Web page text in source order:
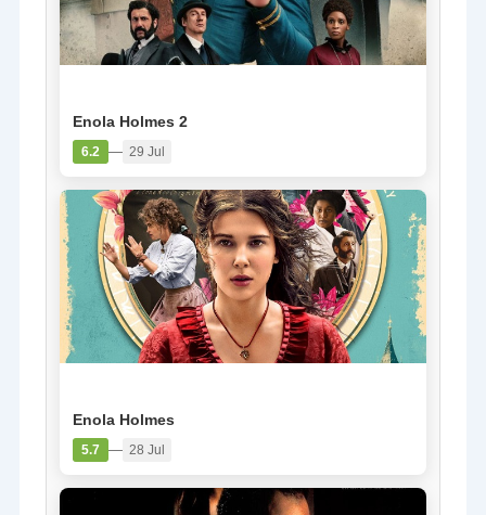
Enola Holmes 2
6.2 — 29 Jul
Enola Holmes
5.7 — 28 Jul